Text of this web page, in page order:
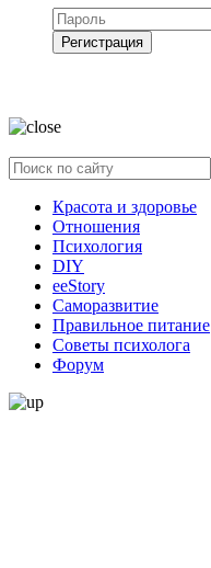
Регистрация
Красота и здоровье
Отношения
Психология
DIY
ееStory
Саморазвитие
Правильное питание
Советы психолога
Форум